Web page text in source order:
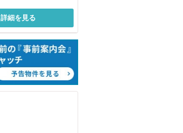
詳細を見る